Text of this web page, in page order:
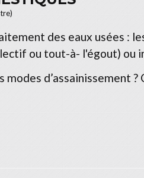
des eaux usées :
ou tout-à- l'égout) ou
d’assainissement ?